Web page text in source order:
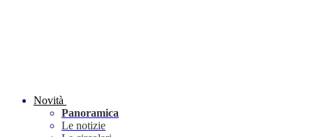
Novità
Panoramica
Le notizie